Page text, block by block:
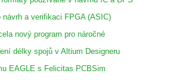
návrh a verifikaci FPGA (ASIC)
nový program pro náročné
délky spojů v Altium Designeru
EAGLE s Felicitas PCBSim